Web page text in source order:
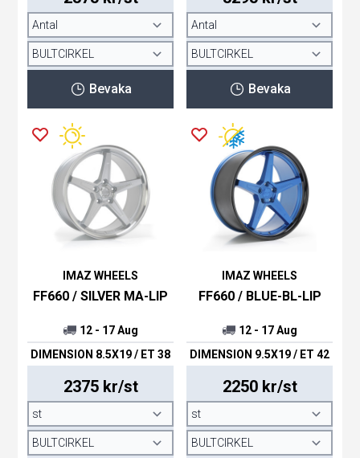
Bevaka Bevaka
IMAZ WHEELS
FF660 / SILVER MA-LIP
12 - 17 Aug
DIMENSION 8.5X19 / ET 38
2375 kr/st
IMAZ WHEELS
FF660 / BLUE-BL-LIP
12 - 17 Aug
DIMENSION 9.5X19 / ET 42
2250 kr/st